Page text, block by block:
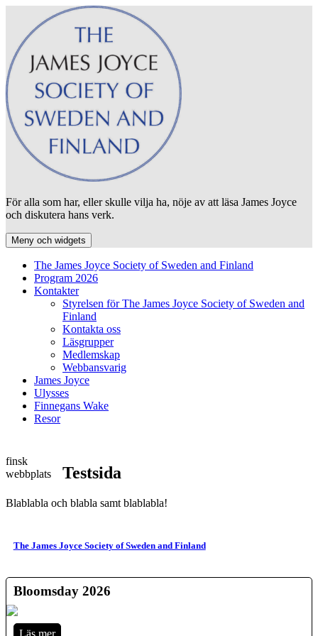
innehåll
För alla som har, eller skulle vilja ha, nöje av att läsa James Joyce
och diskutera hans verk.
Meny och widgets
The James Joyce Society of Sweden and Finland
Program 2026
Kontakter
Styrelsen för The James Joyce Society of Sweden and
Finland
Kontakta oss
Läsgrupper
Medlemskap
Webbansvarig
James Joyce
Ulysses
Finnegans Wake
Resor
finsk
webbplats
Testsida
Blablabla och blabla samt blablabla!
The James Joyce Society of Sweden and Finland
Bloomsday 2026